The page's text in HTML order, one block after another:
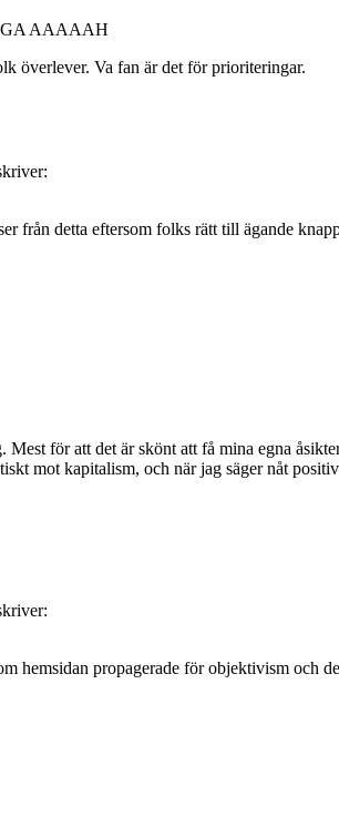
AAAAAH
överlever. Va fan är det för prioriteringar.
från detta eftersom folks rätt till ägande
för att det är skönt att få mina egna
mot kapitalism, och när jag säger nåt
hemsidan propagerade för objektivism och